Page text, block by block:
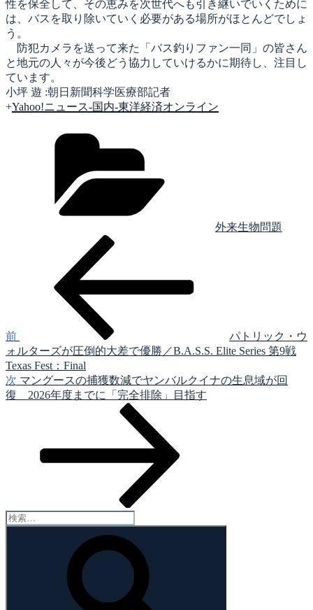
性を保全して、その恵みを次世代へも引き継いでいくために
は、バスを取り除いていく必要がある場所がほとんどでしょ
う。
防犯カメラを送って来た「バス釣りファン一同」の皆さん
と地元の人々が今後どう協力していけるかに期待し、注目し
ています。
小坪 遊 :朝日新聞科学医療部記者
+Yahoo!ニュース-国内-東洋経済オンライン
外来生物問題
ゲ
ー
シ
ョ
前
パトリック・ウ
ォルターズが圧倒的大差で優勝／B.A.S.S. Elite Series 第9戦
Texas Fest：Final
次
の
次 マングースの捕獲数減でヤンバルクイナの生息域が回
復 2026年度までに「完全排除」目指す
検